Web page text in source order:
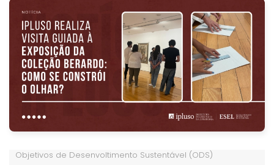
Objetivos de Desenvoltimento Sustentável (ODS)